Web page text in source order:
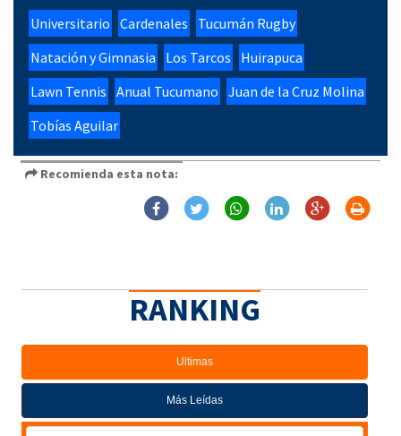
Universitario Cardenales
Tucumán Rugby
Natación y Gimnasia
Los Tarcos
Huirapuca
Lawn Tennis Anual Tucumano Juan de la Cruz Molina
Tobías Aguilar
Recomienda esta nota:
RANKING
Ultimas
Más Leídas